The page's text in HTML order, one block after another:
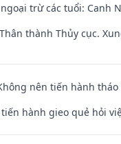
trừ các tuổi: Canh
thành Thủy cục.
nên tiến hành
hành gieo quẻ hỏi